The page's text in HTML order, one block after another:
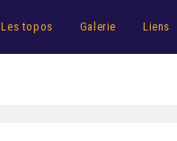
Les topos Galerie Liens